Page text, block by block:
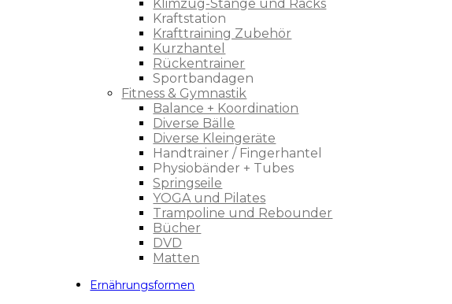
Klimzug-Stange und Racks
Kraftstation
Krafttraining Zubehör
Kurzhantel
Rückentrainer
Sportbandagen
Fitness & Gymnastik
Balance + Koordination
Diverse Bälle
Diverse Kleingeräte
Handtrainer / Fingerhantel
Physiobänder + Tubes
Springseile
YOGA und Pilates
Trampoline und Rebounder
Bücher
DVD
Matten
Ernährungsformen